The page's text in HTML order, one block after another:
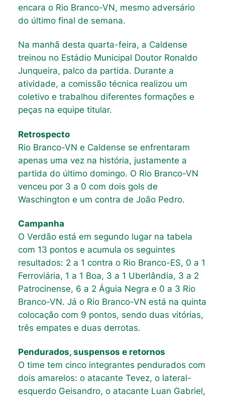
encara o Rio Branco-VN, mesmo adversário
do último final de semana.
Na manhã desta quarta-feira, a Caldense
treinou no Estádio Municipal Doutor Ronaldo
Junqueira, palco da partida. Durante a
atividade, a comissão técnica realizou um
coletivo e trabalhou diferentes formações e
peças na equipe titular.
Retrospecto
Rio Branco-VN e Caldense se enfrentaram
apenas uma vez na história, justamente a
partida do último domingo. O Rio Branco-VN
venceu por 3 a 0 com dois gols de
Waschington e um contra de João Pedro.
Campanha
O Verdão está em segundo lugar na tabela
com 13 pontos e acumula os seguintes
resultados: 2 a 1 contra o Rio Branco-ES, 0 a 1
Ferroviária, 1 a 1 Boa, 3 a 1 Uberlândia, 3 a 2
Patrocinense, 6 a 2 Águia Negra e 0 a 3 Rio
Branco-VN. Já o Rio Branco-VN está na quinta
colocação com 9 pontos, sendo duas vitórias,
três empates e duas derrotas.
Pendurados, suspensos e retornos
O time tem cinco integrantes pendurados com
dois amarelos: o atacante Tevez, o lateral-
esquerdo Geisandro, o atacante Luan Gabriel,